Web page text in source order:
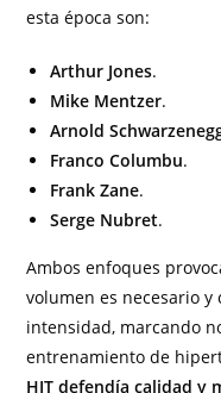
esta época son:
Arthur Jones.
Mike Mentzer.
Arnold
Franco Columbu.
Frank Zane.
Serge Nubret.
Ambos enfoques
volumen es necesario
intensidad, marcando
entrenamiento de
HIT defendía calidad y